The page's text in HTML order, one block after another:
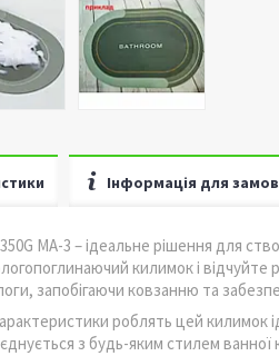
Інформація для
MA-3 – ідеальне рішення для
килимок і
запобігаючи ковзанню та
роблять цей
з будь-яким стилем ванної